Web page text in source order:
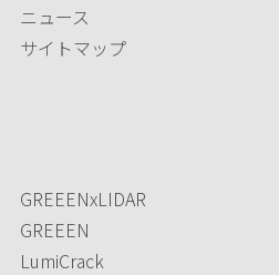
ニュース
サイトマップ
GREEENxLIDAR
GREEEN
LumiCrack